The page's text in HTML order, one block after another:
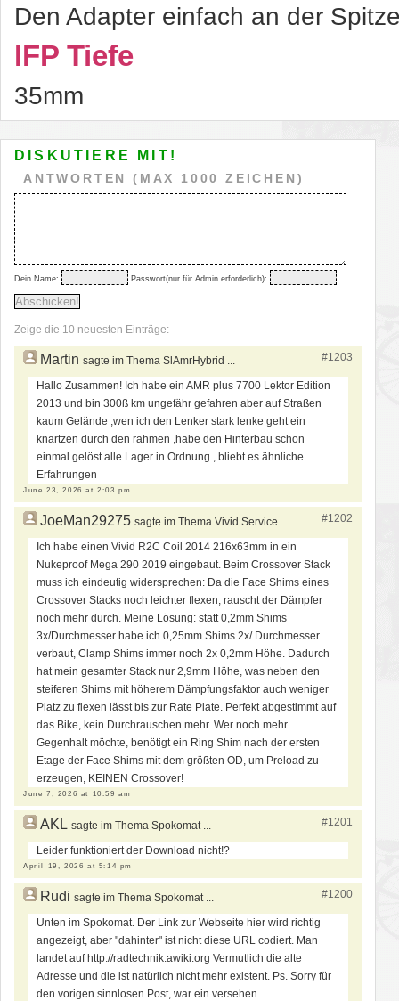
Den Adapter einfach an der
IFP Tiefe
35mm
DISKUTIERE MIT!
ANTWORTEN (MAX 1000 ZEICHEN)
Dein Name: Passwort(nur für Admin erforderlich):
Zeige die 10 neuesten Einträge:
Martin sagte im Thema SlAmrHybrid ... #1203
Hallo Zusammen! Ich habe ein AMR plus 7700 Lektor Edition
2013 und bin 300ß km ungefähr gefahren aber auf Straßen
kaum Gelände ,wen ich den Lenker stark lenke geht ein
knartzen durch den rahmen ,habe den Hinterbau schon
einmal gelöst alle Lager in Ordnung , bliebt es ähnliche
Erfahrungen
June 23, 2026 at 2:03 pm
JoeMan29275 sagte im Thema Vivid Service ... #1202
Ich habe einen Vivid R2C Coil 2014 216x63mm in ein
Nukeproof Mega 290 2019 eingebaut. Beim Crossover Stack
muss ich eindeutig widersprechen: Da die Face Shims eines
Crossover Stacks noch leichter flexen, rauscht der Dämpfer
noch mehr durch. Meine Lösung: statt 0,2mm Shims
3x/Durchmesser habe ich 0,25mm Shims 2x/ Durchmesser
verbaut, Clamp Shims immer noch 2x 0,2mm Höhe. Dadurch
hat mein gesamter Stack nur 2,9mm Höhe, was neben den
steiferen Shims mit höherem Dämpfungsfaktor auch weniger
Platz zu flexen lässt bis zur Rate Plate. Perfekt abgestimmt auf
das Bike, kein Durchrauschen mehr. Wer noch mehr
Gegenhalt möchte, benötigt ein Ring Shim nach der ersten
Etage der Face Shims mit dem größten OD, um Preload zu
erzeugen, KEINEN Crossover!
June 7, 2026 at 10:59 am
AKL sagte im Thema Spokomat ... #1201
Leider funktioniert der Download nicht!?
April 19, 2026 at 5:14 pm
Rudi sagte im Thema Spokomat ... #1200
Unten im Spokomat. Der Link zur Webseite hier wird richtig
angezeigt, aber "dahinter" ist nicht diese URL codiert. Man
landet auf http://radtechnik.awiki.org Vermutlich die alte
Adresse und die ist natürlich nicht mehr existent. Ps. Sorry für
den vorigen sinnlosen Post, war ein versehen.